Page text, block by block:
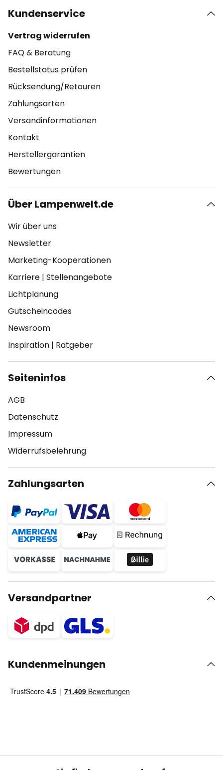
Kundenservice
Vertrag widerrufen
FAQ & Beratung
Bestellstatus prüfen
Rücksendung/Retouren
Zahlungsarten
Versandinformationen
Kontakt
Herstellergarantien
Bewertungen
Über Lampenwelt.de
Wir über uns
Newsletter
Marketing-Kooperationen
Karriere | Stellenangebote
Lichtplanung
Gutscheincodes
Newsroom
Inspiration | Ratgeber
Seiteninfos
AGB
Datenschutz
Impressum
Widerrufsbelehrung
Zahlungsarten
Versandpartner
Kundenmeinungen